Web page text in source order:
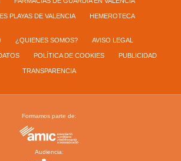
PLAYAS DE VALENCIA HEMEROTECA
¿QUIENES SOMOS? AVISO LEGAL
POLÍTICA DE COOKIES PUBLICIDAD
TRANSPARENCIA
Formamos parte de:
Audiencia: